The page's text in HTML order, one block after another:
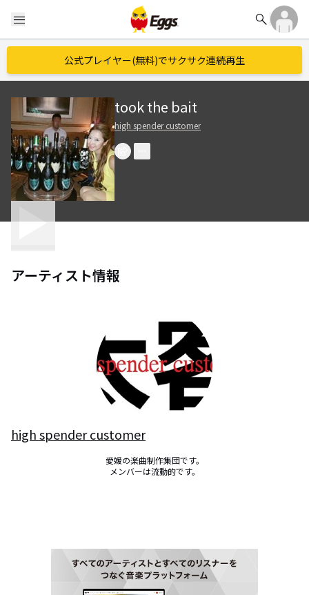
menu search
公式プレイヤー(無料)でサクサク連続再生
took the bait
high spender customer
アーティスト情報
high spender customer
愛媛の楽曲制作集団です。
メンバーは流動的です。